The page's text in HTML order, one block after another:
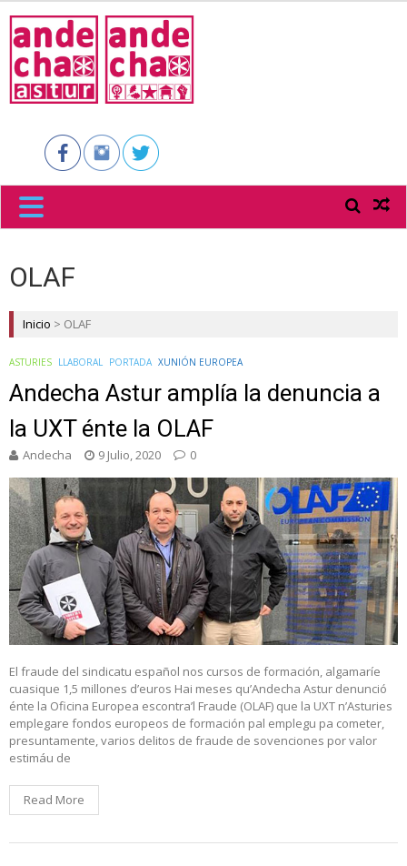
ASTUR
OLAF
Inicio > OLAF
ASTURIES LLABORAL PORTADA XUNIÓN EUROPEA
Andecha Astur amplía la denuncia a
la UXT énte la OLAF
Andecha 9 Julio, 2020 0
El fraude del sindicatu español nos cursos de formación, algamaríe
cuasique 1,5 millones d’euros Hai meses qu’Andecha Astur denunció
énte la Oficina Europea escontra’l Fraude (OLAF) que la UXT n’Asturies
emplegare fondos europeos de formación pal emplegu pa cometer,
presuntamente, varios delitos de fraude de sovenciones por valor
estimáu de
Read More